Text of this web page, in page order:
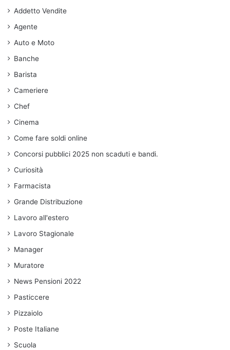
Addetto Vendite
Agente
Auto e Moto
Banche
Barista
Cameriere
Chef
Cinema
Come fare soldi online
Concorsi pubblici 2025 non scaduti e bandi.
Curiosità
Farmacista
Grande Distribuzione
Lavoro all'estero
Lavoro Stagionale
Manager
Muratore
News Pensioni 2022
Pasticcere
Pizzaiolo
Poste Italiane
Scuola